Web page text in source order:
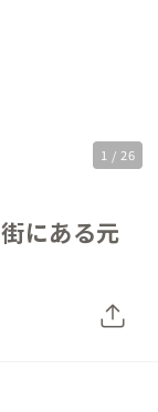
1 / 26
にある元